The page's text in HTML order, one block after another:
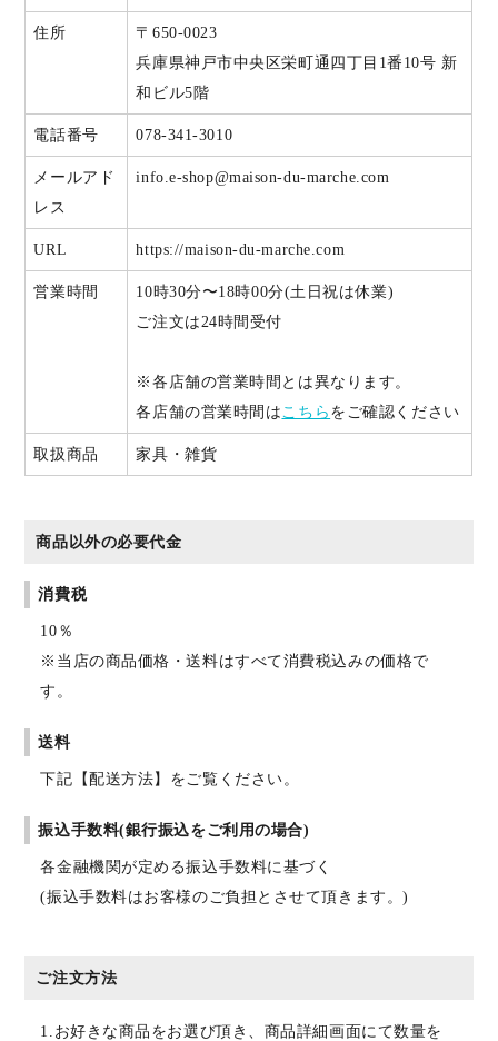
住所
〒650-0023
兵庫県神戸市中央区栄町通四丁目1番10号 新
和ビル5階
電話番号 078-341-3010
メールアド
レス
info.e-shop@maison-du-marche.com
URL https://maison-du-marche.com
営業時間
10時30分〜18時00分(土日祝は休業)
ご注文は24時間受付
※各店舗の営業時間とは異なります。
各店舗の営業時間は こちら をご確認ください
取扱商品 家具・雑貨
商品以外の必要代金
消費税
10％
※当店の商品価格・送料はすべて消費税込みの価格で
す。
送料
下記【配送方法】をご覧ください。
振込手数料(銀行振込をご利用の場合)
各金融機関が定める振込手数料に基づく
(振込手数料はお客様のご負担とさせて頂きます。)
ご注文方法
1.お好きな商品をお選び頂き、商品詳細画面にて数量を